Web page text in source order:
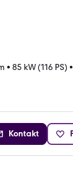
• 85 kW (116 PS) •
Kontakt